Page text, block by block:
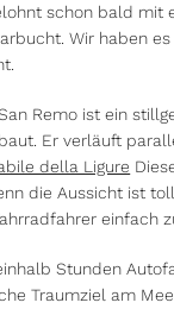
schon bald mit
Wir haben
Remo ist ein
Er verläuft
della Ligure
die Aussicht ist
einfach
Stunden
Traumziel am